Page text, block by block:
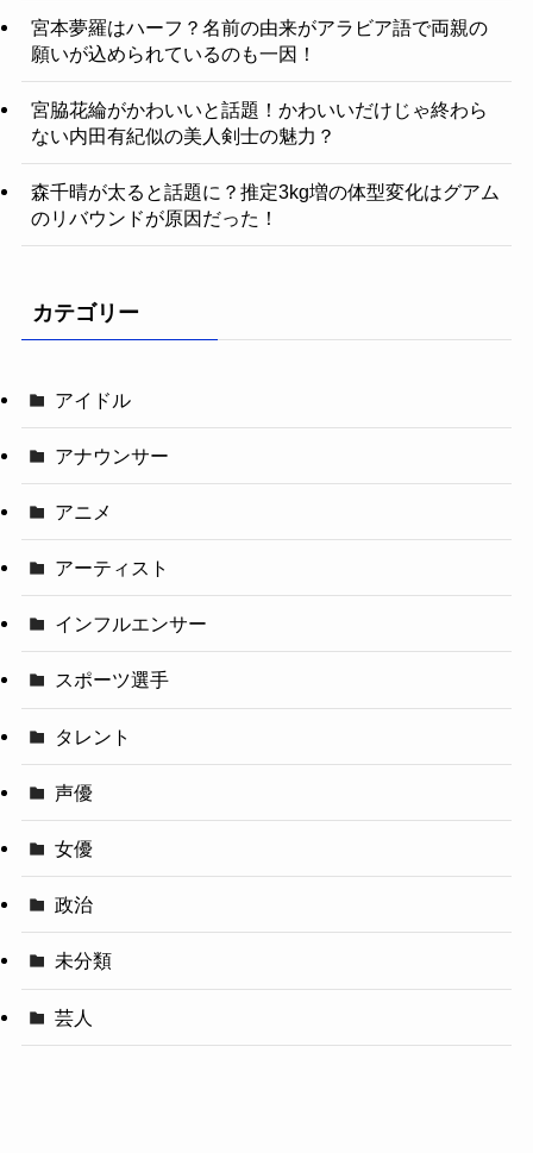
宮本夢羅はハーフ？名前の由来がアラビア語で両親の
願いが込められているのも一因！
宮脇花綸がかわいいと話題！かわいいだけじゃ終わら
ない内田有紀似の美人剣士の魅力？
森千晴が太ると話題に？推定3kg増の体型変化はグアム
のリバウンドが原因だった！
カテゴリー
アイドル
アナウンサー
アニメ
アーティスト
インフルエンサー
スポーツ選手
タレント
声優
女優
政治
未分類
芸人